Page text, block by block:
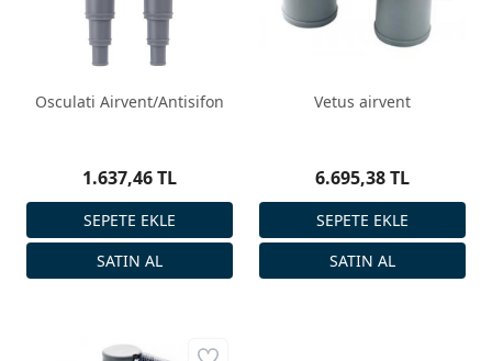
Osculati Airvent/Antisifon
1.637,46 TL
Vetus airvent
6.695,38 TL